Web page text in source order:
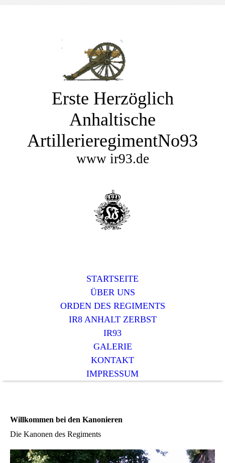
Erste Herzöglich
Anhaltische
ArtillerieregimentNo93
www ir93.de
STARTSEITE
ÜBER UNS
ORDEN DES REGIMENTS
IR8 ANHALT ZERBST
IR93
GALERIE
KONTAKT
IMPRESSUM
Willkommen bei den Kanonieren
Die Kanonen des Regiments